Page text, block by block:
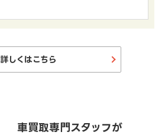
詳しくはこちら
車買取専門スタッフが